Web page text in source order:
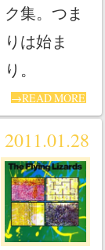
ク集。つま
りは始ま
り。
→READ MORE
2011.01.28